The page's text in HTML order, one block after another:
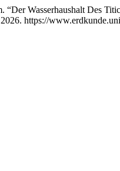
Wasserhaushalt Des
https://